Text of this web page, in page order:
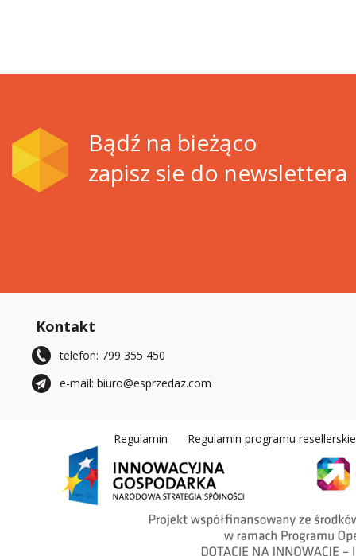
Bądź na bieżąco
zapisz sie do newslettera
Kontakt
telefon: 799 355 450
e-mail: biuro@esprzedaz.com
Regulamin Regulamin programu